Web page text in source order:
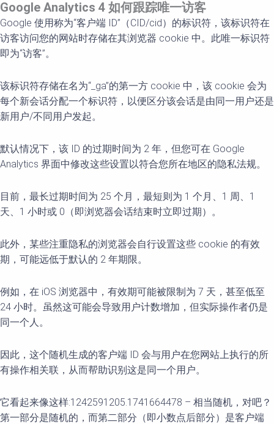
Google Analytics 4 如何跟踪唯一访客
Google 使用称为“客户端 ID”（CID/cid）的标识符，该标识符在
访客访问您的网站时存储在其浏览器 cookie 中。此唯一标识符
即为“访客”。
该标识符存储在名为“_ga”的第一方 cookie 中，该 cookie 会为
每个新会话分配一个标识符，以便区分该会话是由同一用户还是
新用户/不同用户发起。
默认情况下，该 ID 的过期时间为 2 年，但您可在 Google
Analytics 界面中修改这些设置以符合您所在地区的隐私法规。
目前，最长过期时间为 25 个月，最短则为 1 个月、1 周、1
天、1 小时或 0（即浏览器会话结束时立即过期）。
此外，某些注重隐私的浏览器会自行设置这些 cookie 的有效
期，可能远低于默认的 2 年期限。
例如，在 iOS 浏览器中，有效期可能被限制为 7 天，甚至低至
24 小时。虽然这可能会导致用户计数增加，但实际操作者仍是
同一个人。
因此，这个随机生成的客户端 ID 会与用户在您网站上执行的所
有操作相关联，从而帮助识别这是同一个用户。
它看起来像这样:1242591205.1741664478 – 相当随机，对吧？
第一部分是随机的，而第二部分（即小数点后部分）是客户端